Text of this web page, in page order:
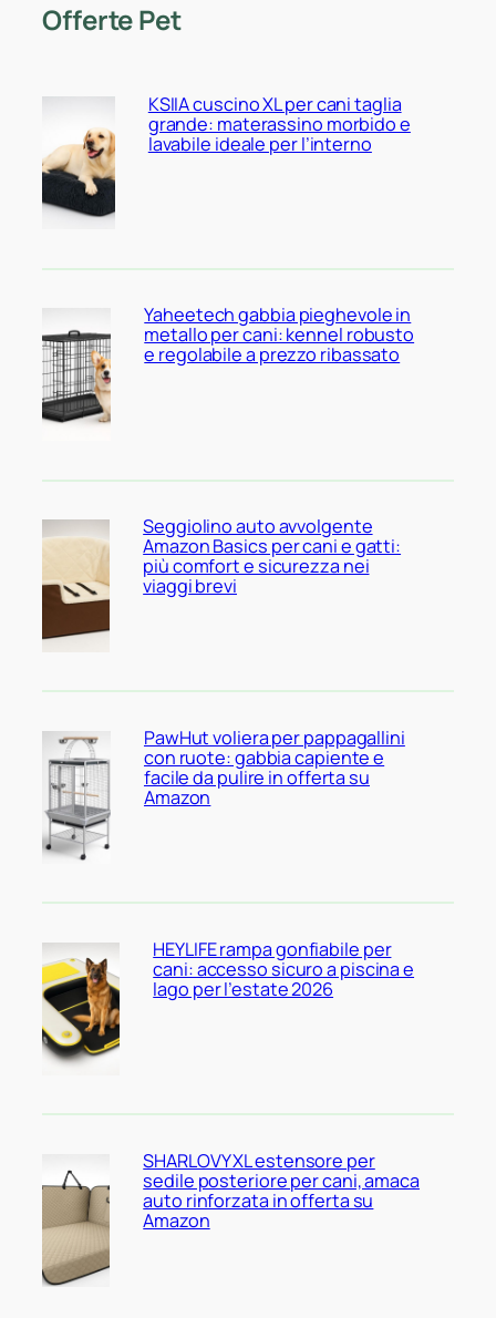
Offerte Pet
KSIIA cuscino XL per cani taglia
grande: materassino morbido e
lavabile ideale per l’interno
Yaheetech gabbia pieghevole in
metallo per cani: kennel robusto
e regolabile a prezzo ribassato
Seggiolino auto avvolgente
Amazon Basics per cani e gatti:
più comfort e sicurezza nei
viaggi brevi
PawHut voliera per pappagallini
con ruote: gabbia capiente e
facile da pulire in offerta su
Amazon
HEYLIFE rampa gonfiabile per
cani: accesso sicuro a piscina e
lago per l’estate 2026
SHARLOVY XL estensore per
sedile posteriore per cani, amaca
auto rinforzata in offerta su
Amazon